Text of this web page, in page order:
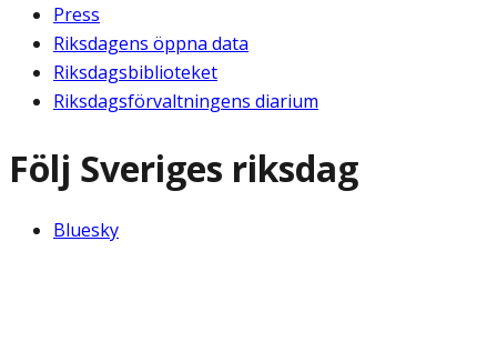
Press
Riksdagens öppna data
Riksdagsbiblioteket
Riksdagsförvaltningens diarium
Följ Sveriges riksdag
Bluesky